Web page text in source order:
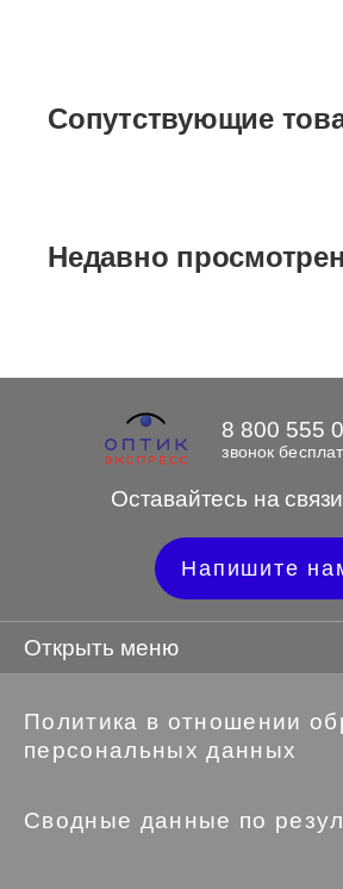
Сопутствующие
Недавно
Оставайтесь на
8 800 555
звонок
Напишите
Открыть меню
Политика в отношении
персональных данных
Сводные данные по